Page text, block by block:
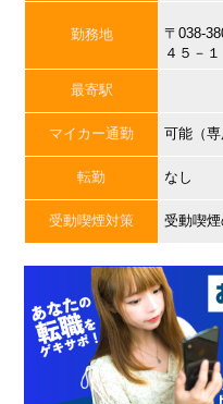
勤務地
〒038-
４５－１
最寄駅
マイカー通勤 可能（専
転勤 なし
受動喫煙対策 受動喫煙